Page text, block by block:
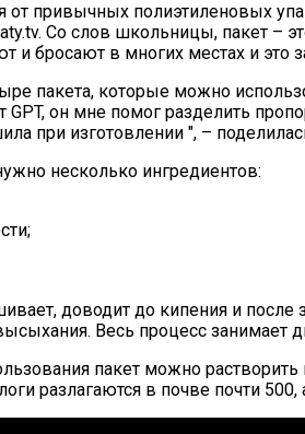
от привычных полиэтиленовых
Со слов школьницы, пакет –
и бросают в многих местах и это
пакета, которые можно
GPT, он мне помог разделить
при изготовлении ", –
несколько ингредиентов:
доводит до кипения и после
Весь процесс занимает
пакет можно
разлагаются в почве почти 500,